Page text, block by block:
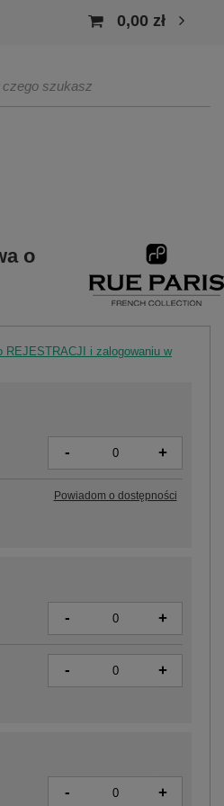
0,00 zł
o
REJESTRACJI i zalogowaniu w
- +
- +
- +
Powiadom o dostępności
- +